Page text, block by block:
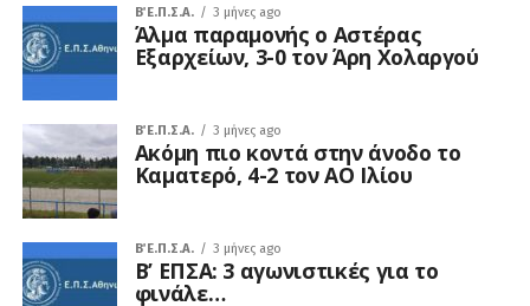
Β΄ Ε.Π.Σ.Α. 3 μήνες ago
Άλμα παραμονής ο Αστέρας
Εξαρχείων, 3-0 τον Άρη Χολαργού
Β΄ Ε.Π.Σ.Α. 3 μήνες ago
Ακόμη πιο κοντά στην άνοδο το
Καματερό, 4-2 τον ΑΟ Ιλίου
Β΄ Ε.Π.Σ.Α. 3 μήνες ago
Β’ ΕΠΣΑ: 3 αγωνιστικές για το
φινάλε…